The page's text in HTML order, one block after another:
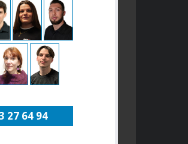
27 64 94